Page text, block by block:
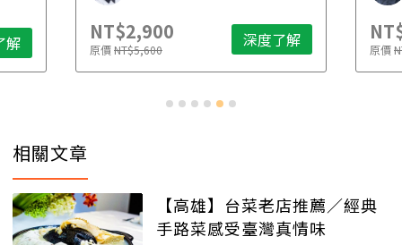
解 NT$2,900
原價NT$5,600 深度了解 原價
相關文章
【高雄】台菜老店推薦／經典
手路菜感受臺灣真情味